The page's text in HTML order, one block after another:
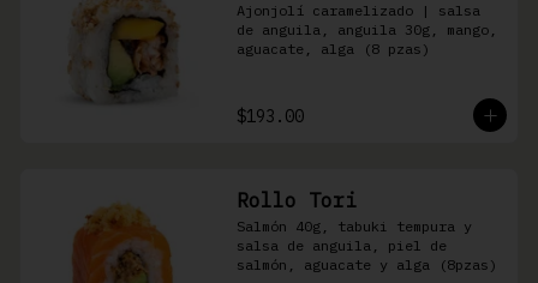
Ajonjolí caramelizado | salsa
de anguila, anguila 30g, mango,
aguacate, alga (8 pzas)
$193.00
Rollo Tori
Salmón 40g, tabuki tempura y
salsa de anguila, piel de
salmón, aguacate y alga (8pzas)